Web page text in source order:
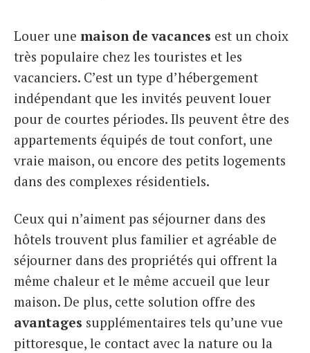
Louer une maison de vacances est un choix
très populaire chez les touristes et les
vacanciers. C’est un type d’hébergement
indépendant que les invités peuvent louer
pour de courtes périodes. Ils peuvent être des
appartements équipés de tout confort, une
vraie maison, ou encore des petits logements
dans des complexes résidentiels.
Ceux qui n’aiment pas séjourner dans des
hôtels trouvent plus familier et agréable de
séjourner dans des propriétés qui offrent la
même chaleur et le même accueil que leur
maison. De plus, cette solution offre des
avantages supplémentaires tels qu’une vue
pittoresque, le contact avec la nature ou la